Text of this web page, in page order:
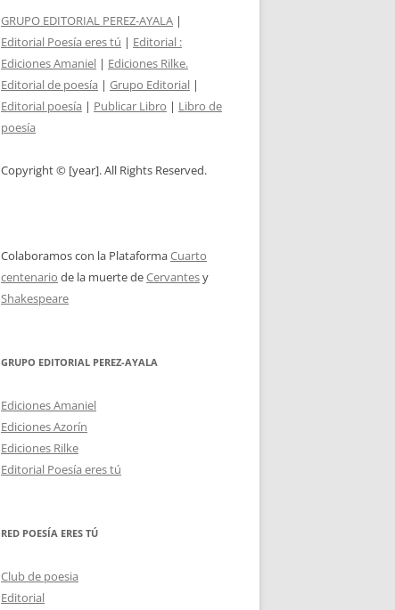
GRUPO EDITORIAL PEREZ-AYALA |
Editorial Poesía eres tú | Editorial :
Ediciones Amaniel | Ediciones Rilke.
Editorial de poesía | Grupo Editorial |
Editorial poesía | Publicar Libro | Libro de
poesía
Copyright © [year]. All Rights Reserved.
Colaboramos con la PlataformaCuarto
centenario de la muerte deCervantesy
Shakespeare
GRUPO EDITORIAL PEREZ-AYALA
Ediciones Amaniel
Ediciones Azorín
Ediciones Rilke
Editorial Poesía eres tú
RED POESÍA ERES TÚ
Club de poesia
Editorial